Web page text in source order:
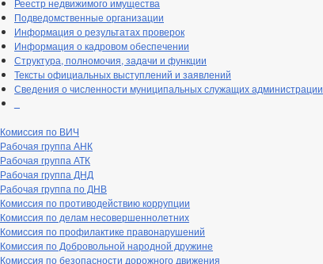
Реестр недвижимого имущества
Подведомственные организации
Информация о результатах проверок
Информация о кадровом обеспечении
Структура, полномочия, задачи и функции
Тексты официальных выступлений и заявлений
Сведения о численности муниципальных служащих администрации
Комиссия по ВИЧ
Рабочая группа АНК
Рабочая группа АТК
Рабочая группа ДНД
Рабочая группа по ДНВ
Комиссия по противодействию коррупции
Комиссия по делам несовершеннолетних
Комиссия по профилактике правонарушений
Комиссия по Добровольной народной дружине
Комиссия по безопасности дорожного движения